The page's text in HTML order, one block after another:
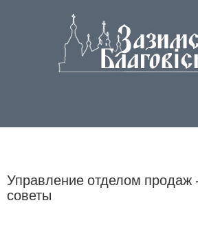
Управление отделом продаж
советы